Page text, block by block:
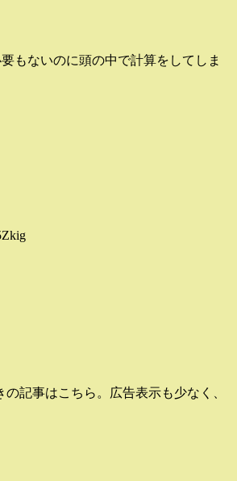
もないのに頭の中で計算をしてしま
記事はこちら。広告表示も少なく、